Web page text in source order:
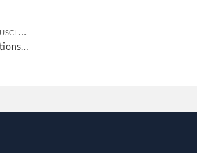
ARTICULATIONS
Puressentiel Gel Articulations & Muscles – 60ml